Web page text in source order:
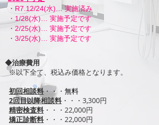
​・R7.12/24(水)… 実施済み
​・1/28(水)… 実施予定です
​・2/25(水)… 実施予定です
・3/25(水)… 実施予定です
◆治療費用
※以下全て、税込み価格となります。
初回相談料・・・ 無料
2回目以降相談料 ・・・3,300円
精密検査料 ・・・22,000円
矯正診断料 ・・・22,000円